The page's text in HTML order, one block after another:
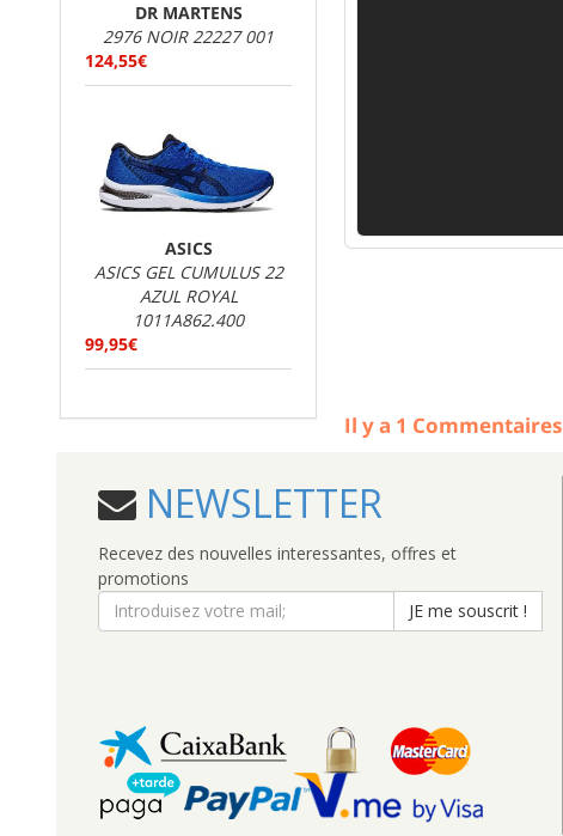
Il y a 1 Commentaires
DR MARTENS
2976 NOIR 22227 001
124,55€
ASICS
ASICS GEL CUMULUS 22
AZUL ROYAL
1011A862.400
99,95€
NEWSLETTER
Recevez des nouvelles interessantes, offres et
promotions
JE me souscrit !